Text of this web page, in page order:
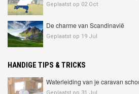
Geplaatst op 02 Oct
De charme van Scandinavië
Geplaatst op 19 Jul
HANDIGE TIPS & TRICKS
Waterleiding van je caravan
Geplaatst op 31 Jul